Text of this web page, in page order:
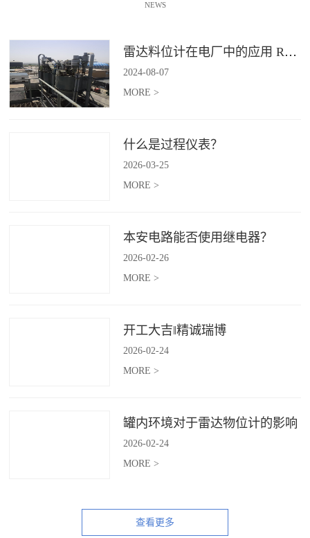
NEWS
雷达料位计在电厂中的应用 RBRDZB-71-6-C
2024-08-07
MORE >
什么是过程仪表？
2026-03-25
MORE >
本安电路能否使用继电器？
2026-02-26
MORE >
开工大吉‖精诚瑞博
2026-02-24
MORE >
罐内环境对于雷达物位计的影响
2026-02-24
MORE >
查看更多